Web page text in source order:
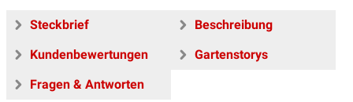
Steckbrief
Beschreibung
Kundenbewertungen
Gartenstorys
Fragen & Antworten